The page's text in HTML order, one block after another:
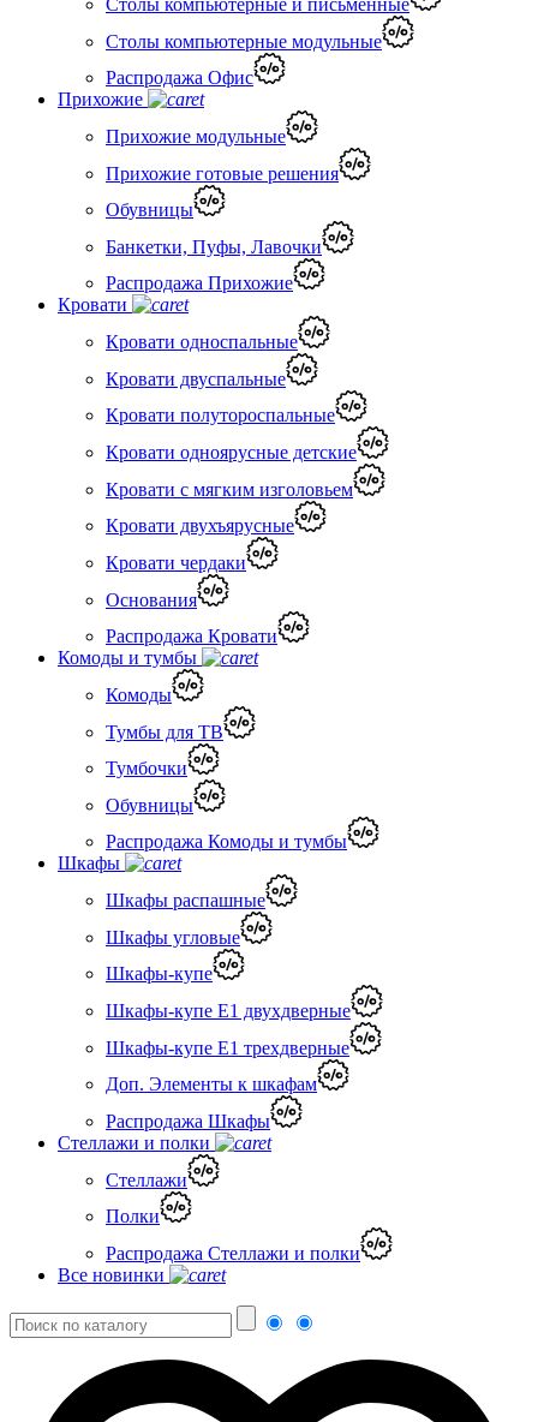
Столы компьютерные и письменные
Столы компьютерные модульные
Распродажа Офис
Прихожие
Прихожие модульные
Прихожие готовые решения
Обувницы
Банкетки, Пуфы, Лавочки
Распродажа Прихожие
Кровати
Кровати односпальные
Кровати двуспальные
Кровати полутороспальные
Кровати одноярусные детские
Кровати с мягким изголовьем
Кровати двухъярусные
Кровати чердаки
Основания
Распродажа Кровати
Комоды и тумбы
Комоды
Тумбы для ТВ
Тумбочки
Обувницы
Распродажа Комоды и тумбы
Шкафы
Шкафы распашные
Шкафы угловые
Шкафы-купе
Шкафы-купе Е1 двухдверные
Шкафы-купе Е1 трехдверные
Доп. Элементы к шкафам
Распродажа Шкафы
Стеллажи и полки
Стеллажи
Полки
Распродажа Стеллажи и полки
Все новинки